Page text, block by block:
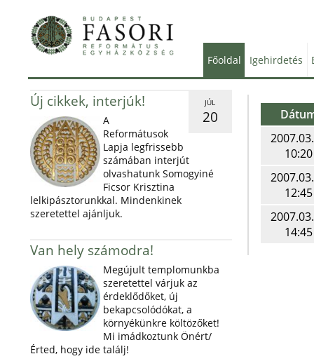
Főoldal Igehirdetés
JÚL
20
Új cikkek, interjúk!
A
Reformátusok
Lapja legfrissebb
számában interjút
olvashatunk Somogyiné
Ficsor Krisztina
lelkipásztorunkkal. Mindenkinek
szeretettel ajánljuk.
Van hely számodra!
Megújult templomunkba
szeretettel várjuk az
érdeklődőket, új
bekapcsolódókat, a
környékünkre költözőket!
Mi imádkoztunk Önért/
Érted, hogy ide találj!
10:20
12:45
14:45